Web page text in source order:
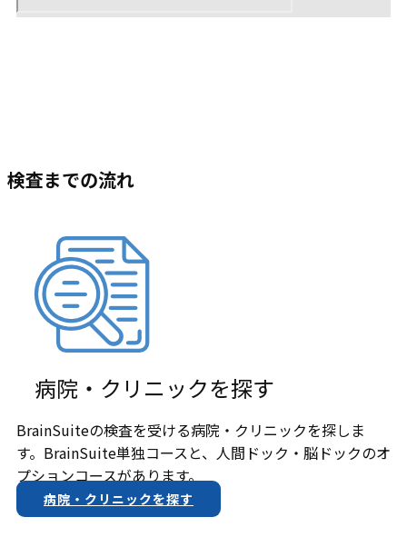
検査までの流れ
病院・クリニックを探す
BrainSuiteの検査を受ける病院・クリニックを探しま
す。BrainSuite単独コースと、人間ドック・脳ドックのオ
プションコースがあります。
病院・クリニックを探す